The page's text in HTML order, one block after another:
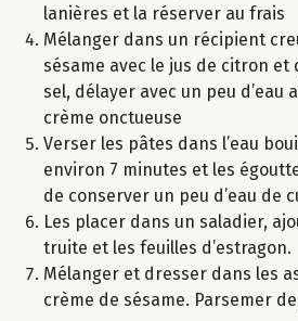
lanières et la réserver au frais
Mélanger dans un récipient
sésame avec le jus de citron et
sel, délayer avec un peu d’eau
crème onctueuse
Verser les pâtes dans l’eau
environ 7 minutes et les
de conserver un peu d’eau de
Les placer dans un saladier,
truite et les feuilles d’estragon.
Mélanger et dresser dans les
crème de sésame. Parsemer